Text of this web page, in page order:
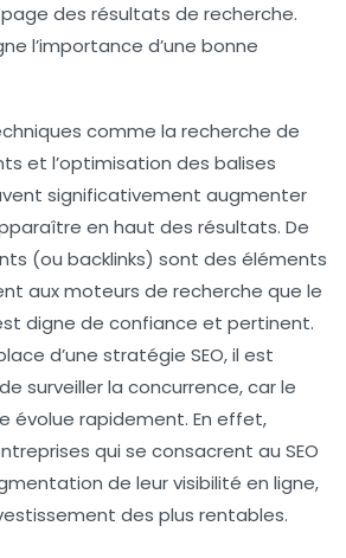
des résultats de recherche.
l’importance d’une bonne
comme la recherche de
et l’optimisation des balises
significativement augmenter
en haut des résultats. De
(ou backlinks) sont des éléments
aux moteurs de recherche que le
digne de confiance et pertinent.
d’une stratégie SEO, il est
surveiller la concurrence, car le
évolue rapidement. En effet,
qui se consacrent au SEO
de leur visibilité en ligne,
des plus rentables.